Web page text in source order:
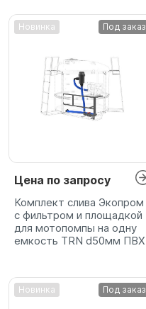
Новинка Под заказ
Цена по запросу
Комплект слива Экопром
с фильтром и площадкой
для мотопомпы на одну
емкость TRN d50мм ПВХ
Новинка Под заказ